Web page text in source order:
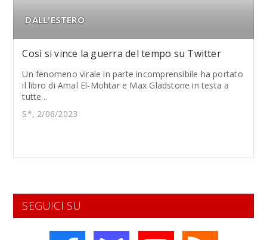
DALL'ESTERO
Così si vince la guerra del tempo su Twitter
Un fenomeno virale in parte incomprensibile ha portato
il libro di Amal El-Mohtar e Max Gladstone in testa a
tutte...
S*, 2/06/2023
SEGUICI SU